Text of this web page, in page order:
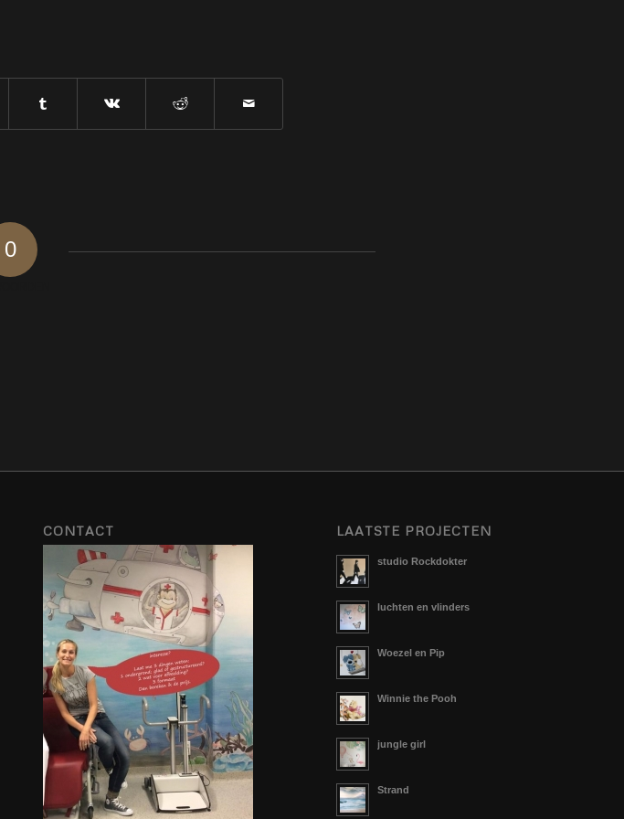
0
CONTACT LAATSTE PROJECTEN
studio Rockdokter
luchten en vlinders
Woezel en Pip
Winnie the Pooh
jungle girl
Strand